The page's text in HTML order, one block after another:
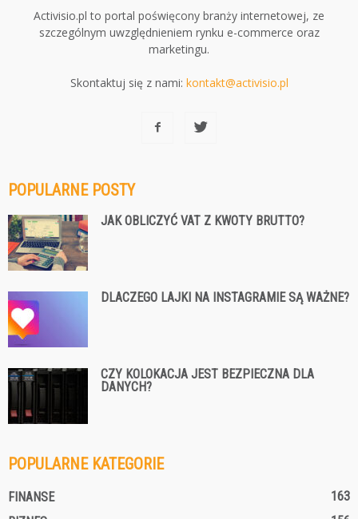
Activisio.pl to portal poświęcony branży internetowej, ze
szczególnym uwzględnieniem rynku e-commerce oraz
marketingu.
Skontaktuj się z nami: kontakt@activisio.pl
POPULARNE POSTY
JAK OBLICZYĆ VAT Z KWOTY BRUTTO?
DLACZEGO LAJKI NA INSTAGRAMIE SĄ WAŻNE?
CZY KOLOKACJA JEST BEZPIECZNA DLA
DANYCH?
POPULARNE KATEGORIE
FINANSE
163